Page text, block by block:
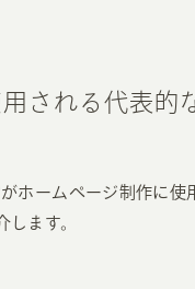
用される代表的
ホームページ制作に使
します。